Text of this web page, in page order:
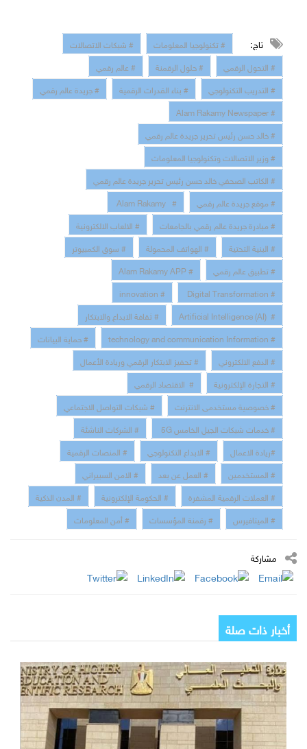
تاج: # تكنولوجيا المعلومات
# شبكات الاتصالات
# التحول الرقمي
# حلول الرقمنة
# عالم رقمي
# التدريب التكنولوجي
# بناء القدرات الرقمية
# جريدة عالم رقمي
# Alam Rakamy Newspaper
# خالد حسن رئيس تحرير جريدة عالم رقمي
# وزير الاتصالات وتكنولوجيا المعلومات
# الكاتب الصحفي خالد حسن رئيس تحرير جريدة عالم رقمي
# موقع جريدة عالم رقمي
# Alam Rakamy
# مبادرة جريدة عالم رقمي بالجامعات
# الالعاب الالكترونية
# البنية التحتية
# الهواتف المحمولة
# سوق الكمبيوتر
# تطبيق عالم رقمي
# Alam Rakamy APP
# Digital Transformation
# innovation
# Artificial Intelligence (AI)
# ثقافة الابداع والابتكار
# technology and communication Information
# حماية البيانات
# الدفع الالكتروني
# تحفيز الابتكار الرقمي وريادة الأعمال
# التجارة الإلكترونية
# الاقتصاد الرقمي
# خصوصية مستخدمى الانترنت
# شبكات التواصل الاجتماعي
# خدمات شبكات الجيل الخامس 5G
# الشركات الناشئة
#ريادة الاعمال
# الابداع التكنولوجي
# المنصات الرقمية
# المستخدمين
# العمل عن بعد
# الامن السبيراني
# العملات الرقمية المشفرة
# الحكومة الإلكترونية
# المدن الذكية
# الميتافيرس
# رقمنة المؤسسات # أمن المعلومات
مشاركة
أخبار ذات صلة